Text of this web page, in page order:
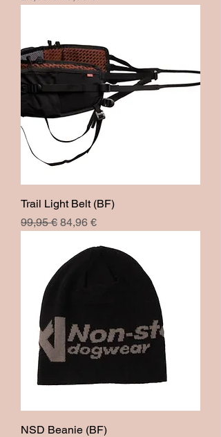
Trail Light Belt (BF)
Prix original
99,95 € Prix promotionnel
84,96 €
NSD Beanie (BF)